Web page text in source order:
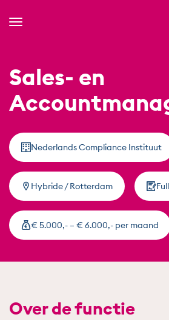
Toggle
Sales- en
Nederlands Compliance Instituut
Hybride / Rotterdam
€ 5.000,- – € 6.000,- per maand
Over de functie